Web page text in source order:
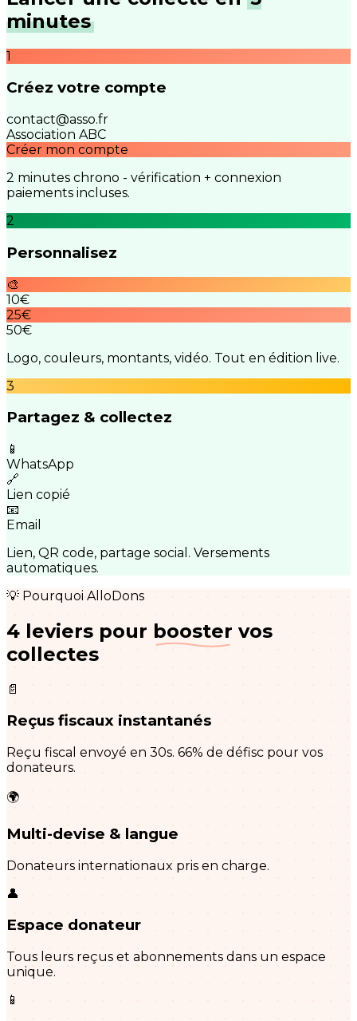
minutes
1
Créez votre compte
contact@asso.fr
Association ABC
Créer mon compte
2 minutes chrono - vérification + connexion
paiements incluses.
2
Personnalisez
🎨
10€
25€
50€
Logo, couleurs, montants, vidéo. Tout en édition live.
3
Partagez & collectez
📱
WhatsApp
🔗
Lien copié
📧
Email
Lien, QR code, partage social. Versements
automatiques.
💡 Pourquoi AlloDons
4 leviers pour booster vos
collectes
📄
Reçus fiscaux instantanés
Reçu fiscal envoyé en 30s. 66% de défisc pour vos
donateurs.
🌍
Multi-devise & langue
Donateurs internationaux pris en charge.
👤
Espace donateur
Tous leurs reçus et abonnements dans un espace
unique.
📱